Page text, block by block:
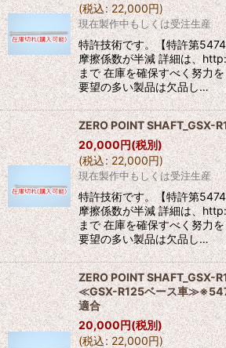
(税込: 22,000円)
現在製作中もしくは受注生産
特許技術です。【特許第
摩擦係数が半減 詳細は、
まで 在庫を確保すべく努力
要望の多い製品は欠品し…
ZERO POINT SHAFT_GSX-
20,000円(税別)
(税込: 22,000円)
現在製作中もしくは受注生産
特許技術です。【特許第
摩擦係数が半減 詳細は、
まで 在庫を確保すべく努力
要望の多い製品は欠品し…
ZERO POINT
≪GSX-R125ベース車
適合
20,000円(税別)
(税込: 22,000円)